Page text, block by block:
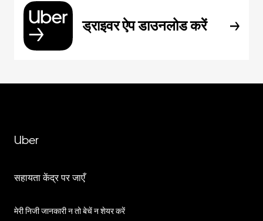
ड्राइवर ऐप डाउनलोड करें
Uber
सहायता केंद्र पर जाएँ
मेरी निजी जानकारी न तो बेचें न शेयर करें